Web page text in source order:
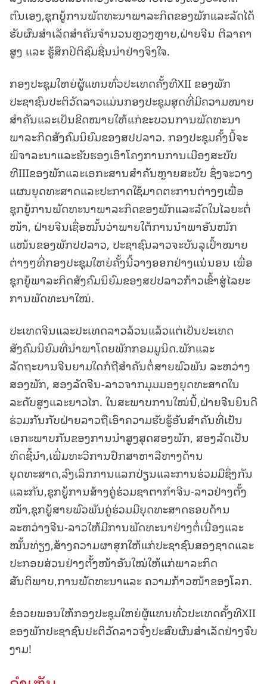
ຕົນເອງ,ຊຸກຍູ້ການພັດທະນາພາລະກິດຂອງພັກແລະລັດໄດ້
ຮັບຜົນສໍາເລັດສໍາຄັນຈໍານວນຫຼວງຫຼາຍ,ຝ່າຍຈີນ ຕີລາຄາ
ສູງ ແລະ ຮູ້ສຶກປິຕິຊົມຊື່ນນໍາຢ່າງຈິງໃຈ.
ກອງປະຊຸມໃຫຍ່ຜູ້ແທນທົ່ວປະເທດຄັ້ງທີXII ຂອງພັກ
ປະຊາຊົນປະຕິວັດລາວແມ່ນກອງປະຊຸມສຸດທີ່ມີຄວາມໝາຍ
ສໍາຄັນແລະເປັນຂີດໝາຍໃຫ້ແກ່ຂະບວນການພັດທະນາ
ພາລະກິດສັງຄົມນິຍົມຂອງສປປລາວ. ກອງປະຊຸມຄັ້ງນີ້ຈະ
ພິຈາລະນາແລະຮັບຮອງເອົາໂຄງການການເມືອງສະບັບ
ທີIIIຂອງພັກແລະເອກະສານສໍາຄັນຫຼາຍສະບັບ ຊຶ່ງຈະວາງ
ແຜນຍຸດທະສາດແລະປະກາດໃຊ້ມາດຕະການຕ່າງໆເພື່ອ
ຊຸກຍູ້ການພັດທະນາພາລະກິດຂອງພັກແລະລັດໃນໄລຍະຕໍ່
ໜ້າ, ຝ່າຍຈີນເຊື່ອໝັ້ນວ່າພາຍໃຕ້ການນຳພາອັນໜັກ
ແໜ້ນຂອງພັກປປລາວ, ປະຊາຊົນລາວຈະບັນລຸເປົ້າໝາຍ
ຕ່າງໆທີ່ກອງປະຊຸມໃຫຍ່ຄັ້ງນີ້ວາງອອກຢ່າງແນ່ນອນ ເພື່ອ
ຊຸກຍູ້ພາລະກິດສັງຄົມນິຍົມຂອງສປປລາວກ້າວເຂົ້າສູ່ໄລຍະ
ການພັດທະນາໃໝ່.
ປະເທດຈີນແລະປະເທດລາວລ້ວນແລ້ວແຕ່ເປັນປະເທດ
ສັງຄົມນິຍົມທີ່ນໍາພາໂດຍພັກກອມມູນິດ.ພັກແລະ
ລັດຖະບານຈີນຍາມໃດກໍຖືສໍາຄັນຕໍ່ສາຍພົວພັນ ລະຫວ່າງ
ສອງພັກ, ສອງລັດຈີນ-ລາວຈາກມຸມມອງຍຸດທະສາດໃນ
ລະດັບສູງແລະຍາວໄກ. ໃນສະພາບການໃໝ່ນີ້,ຝ່າຍຈີນຍິນດີ
ຮ່ວມກັນກັບຝ່າຍລາວຖືເອົາຄວາມຮັບຮູ້ອັນສໍາຄັນທີ່ເປັນ
ເອກະພາບກັນຂອງການນໍາສູງສຸດສອງພັກ, ສອງລັດເປັນ
ທິດຊີ້ນໍາ,ເພີ່ມທະວີການປຶກສາຫາລືທາງດ້ານ
ຍຸດທະສາດ,ລົງເລິກການແລກປ່ຽນແລະການຮ່ວມມືຊຶ່ງກັນ
ແລະກັນ,ຊຸກຍູ້ການສ້າງຄູ່ຮ່ວມຊາຕາກຳຈີນ-ລາວຢ່າງຕັ້ງ
ໜ້າ,ຊຸກຍູ້ສາຍພົວພັນຄູ່ຮ່ວມມືຍຸດທະສາດຮອບດ້ານ
ລະຫວ່າງຈີນ-ລາວໃຫ້ມີການພັດທະນາຢ່າງຕໍ່ເນື່ອງແລະ
ໝັ້ນທ່ຽງ,ສ້າງຄວາມຜາສຸກໃຫ້ແກ່ປະຊາຊົນສອງຊາດແລະ
ປະກອບສ່ວນຢ່າງຕັ້ງໜ້າອັນໃໝ່ໃຫ້ແກ່ພາລະກິດ
ສັນຕິພາບ,ການພັດທະນາແລະ ຄວາມກ້າວໜ້າຂອງໂລກ.
ຂໍອວຍພອນໃຫ້ກອງປະຊຸມໃຫຍ່ຜູ້ແທນທົ່ວປະເທດຄັ້ງທີXII
ຂອງພັກປະຊາຊົນປະຕິວັດລາວຈົ່ງປະສົບຜົນສໍາເລັດຢ່າງຈົບ
ງາມ!